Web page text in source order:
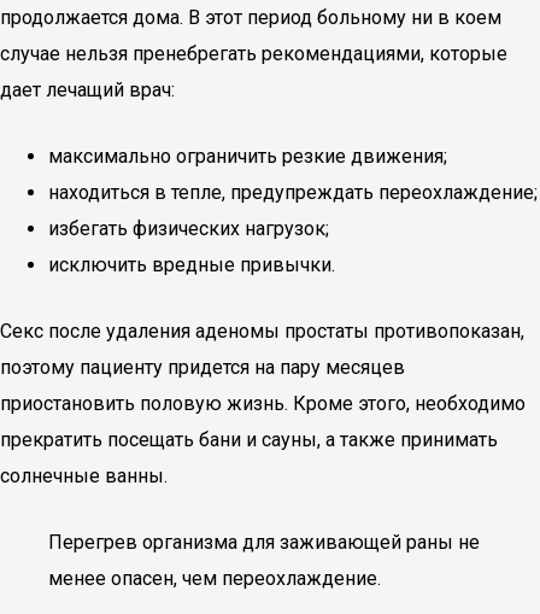
продолжается дома. В этот период больному ни в коем
случае нельзя пренебрегать рекомендациями, которые
дает лечащий врач:
максимально ограничить резкие движения;
находиться в тепле, предупреждать переохлаждение;
избегать физических нагрузок;
исключить вредные привычки.
Секс после удаления аденомы простаты противопоказан,
поэтому пациенту придется на пару месяцев
приостановить половую жизнь. Кроме этого, необходимо
прекратить посещать бани и сауны, а также принимать
солнечные ванны.
Перегрев организма для заживающей раны не
менее опасен, чем переохлаждение.